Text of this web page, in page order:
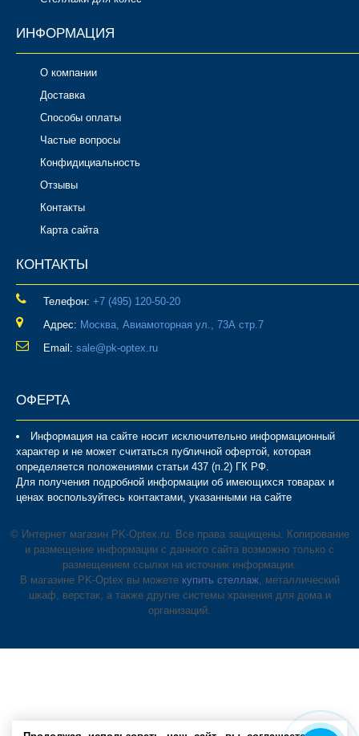
ИНФОРМАЦИЯ
О компании
Доставка
Способы оплаты
Частые вопросы
Конфидициальность
Отзывы
Контакты
Карта сайта
КОНТАКТЫ
Телефон: ‎+7 (495) 120-50-20
Адрес: Москва, Авиамоторная ул., 73А стр.7
Email: sale@pk-optex.ru
ОФЕРТА
Информация на сайте носит исключительно информационный
характер и не может считаться публичной офертой, которая
определяется положениями статьи 437 (п.2) ГК РФ.
Для получения подробной информации об имеющихся товарах и
ценах воспользуйтесь контактами, указанными на сайте
© Интернет магазин PK-Optex.ru. Все права защищены. Копирование
и размещение информации с данного сайта возможно только с
размещением ссылки на источник информации.
В магазине PK-Optex вы можете купить стеллаж, металлический
шкаф, верстак, а также другие системы хранения для дома и
организаций.